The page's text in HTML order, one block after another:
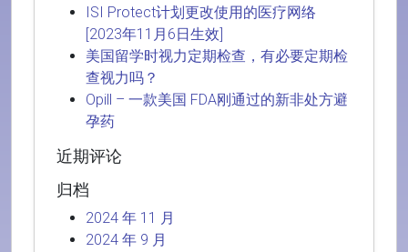
ISI Protect计划更改使用的医疗网络
[2023年11月6日生效]
美国留学时视力定期检查，有必要定期检
查视力吗？
Opill – 一款美国 FDA刚通过的新非处方避
孕药
近期评论
归档
2024 年 11 月
2024 年 9 月